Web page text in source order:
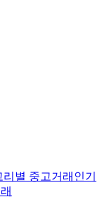
리별 중고거래 인기